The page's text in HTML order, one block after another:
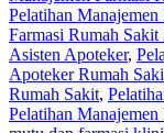
Pelatihan
Farmasi Rumah Sakit
Asisten Apoteker,
Apoteker Rumah
Rumah Sakit,
Pelatihan